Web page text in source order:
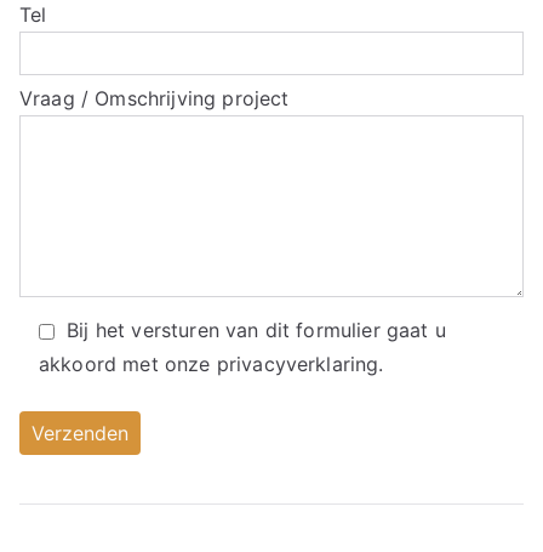
Tel
Vraag / Omschrijving project
Bij het versturen van dit formulier gaat u
akkoord met onze privacyverklaring.